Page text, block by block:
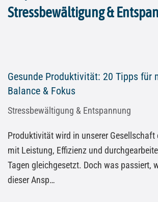
Stressbewältigung &
Gesunde Produktivität: 20 Tipps für
Balance & Fokus
Stressbewältigung & Entspannung
Produktivität wird in unserer Gesellschaft
mit Leistung, Effizienz und
Tagen gleichgesetzt. Doch was passiert,
dieser Ansp…